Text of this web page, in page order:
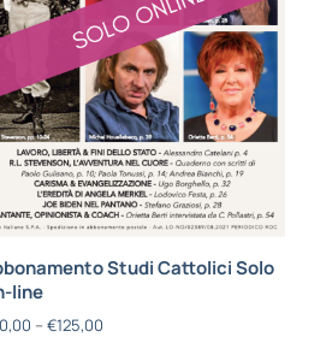
Studi Cattolici Solo
line
– €125,00